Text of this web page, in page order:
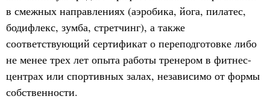
в смежных направлениях (аэробика, йога, пилатес,
бодифлекс, зумба, стретчинг), а также
соответствующий сертификат о переподготовке либо
не менее трех лет опыта работы тренером в фитнес-
центрах или спортивных залах, независимо от формы
собственности.